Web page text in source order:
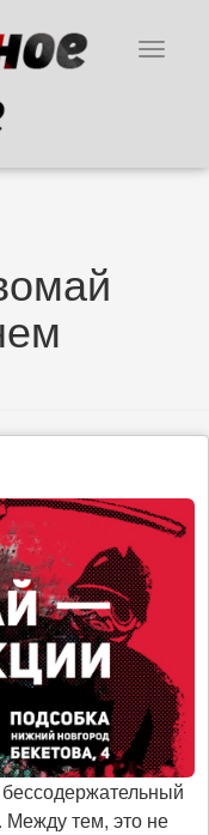
Toggle
Между тем, это не